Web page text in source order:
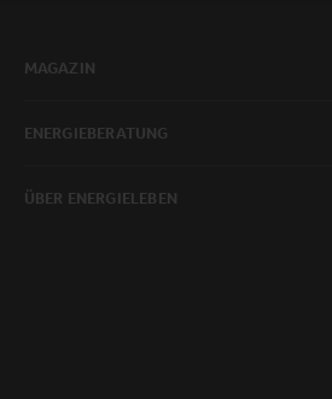
MAGAZIN
ENERGIEBERATUNG
ÜBER ENERGIELEBEN